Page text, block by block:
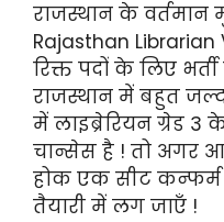
राजस्थान के वर्तमान
Rajasthan
रिक्त पदों के लिए
राजस्थान में बहुत
में लाइब्रेरियन ग्रेड 3
चान्सेस है ! तो अगर
होक एक सीट कन्फर्म
तैयारी में लग जाएँ !